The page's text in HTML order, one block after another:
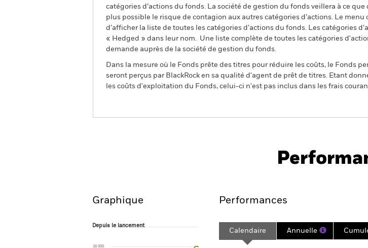
catégories d’actions du fonds. La société de gestion du fonds veillera à ce
plus possible le risque de contagion aux autres catégories d’actions. Le
d’afficher la liste de toutes les catégories d’actions du fonds. Les catégories
« Hedged » dans leur nom. Une liste complète de toutes les catégories
demande auprès de la société de gestion du fonds.
Dans la mesure où le Fonds prête des titres pour réduire les coûts, le Fonds
seront perçus par BlackRock en sa qualité d'agent de prêt de titres. Etant
les coûts d'exploitation du Fonds, celui-ci n'est pas inclus dans les frais
Key Facts
Graphique
Depuis le lancement
The chart has 1 X axis displaying Time. Range: 2022-07-31 00:00:00 to 2026-07-31
Depuis le lancement
16 000
Performances
Calendaire Annuelle